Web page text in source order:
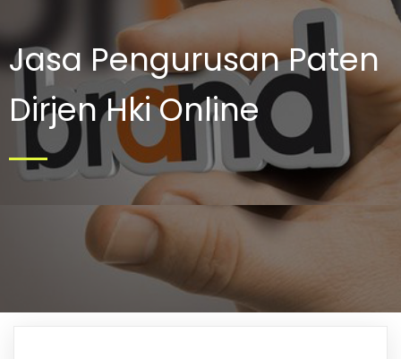
Jasa Pengurusan Paten
Dirjen Hki Online